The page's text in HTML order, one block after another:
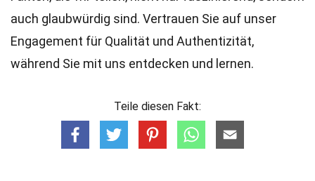
auch glaubwürdig sind. Vertrauen Sie auf unser
Engagement für Qualität und Authentizität,
während Sie mit uns entdecken und lernen.
Teile diesen Fakt: